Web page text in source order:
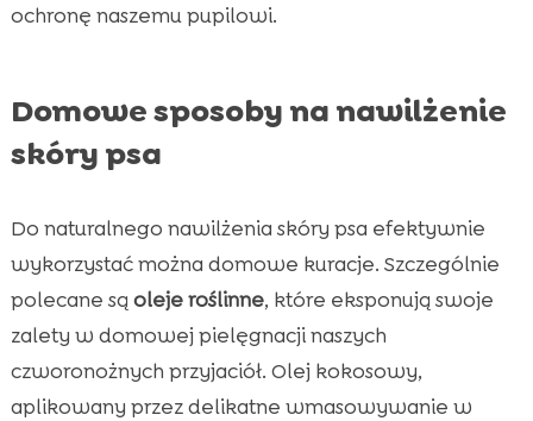
ochronę naszemu pupilowi.
Domowe sposoby na nawilżenie
skóry psa
Do naturalnego nawilżenia skóry psa efektywnie
wykorzystać można domowe kuracje. Szczególnie
polecane są oleje roślinne, które eksponują swoje
zalety w domowej pielęgnacji naszych
czworonożnych przyjaciół. Olej kokosowy,
aplikowany przez delikatne wmasowywanie w